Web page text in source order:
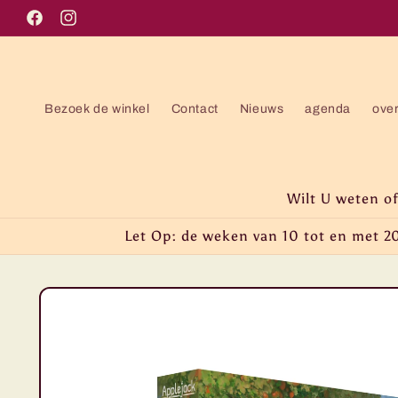
naar de
content
FacebookInstagram
Bezoek de winkel Contact Nieuws agenda
Wilt U weten
Let Op: de weken van 10 tot en met
Ga direct naar